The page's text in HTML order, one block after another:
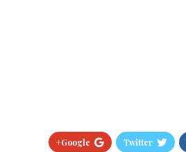
Twitter
Google+